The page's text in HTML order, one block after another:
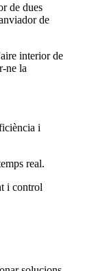
de dues
de
interior de
ne la
i
real.
i control